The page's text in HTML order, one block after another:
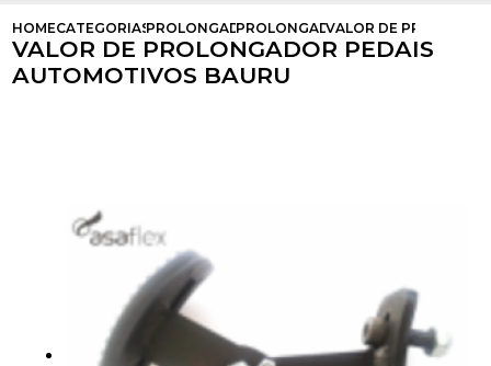
HOMECATEGORIASPROLONGADOR DE PEDAIS
PROLONGADOR DE PEDAIS PARA
VALOR DE
VALOR DE PROLONGADOR PEDAIS
AUTOMOTIVOS BAURU